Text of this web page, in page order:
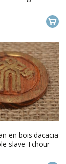
en bois dacacia
slave Tchour